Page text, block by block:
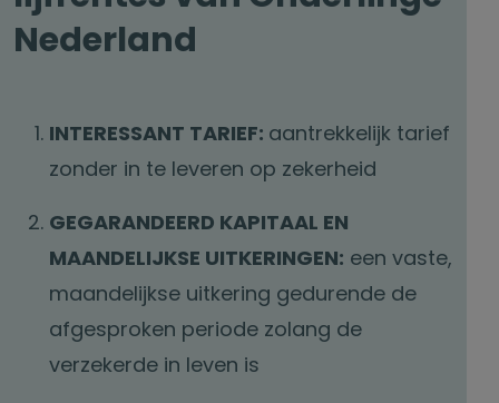
Nederland
INTERESSANT TARIEF: aantrekkelijk tarief
zonder in te leveren op zekerheid
GEGARANDEERD KAPITAAL EN
MAANDELIJKSE UITKERINGEN: een vaste,
maandelijkse uitkering gedurende de
afgesproken periode zolang de
verzekerde in leven is